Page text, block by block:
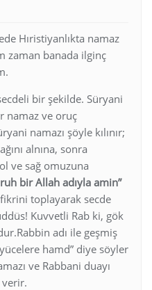
Hıristiyanlıkta namaz
zaman banada ilginç
bir şekilde. Süryani
namaz ve oruç
namazı şöyle kılınır;
alnına, sonra
ve sağ omuzuna
bir Allah adıyla amin”
toplayarak secde
Kuvvetli Rab ki, gök
adı ile geşmiş
hamd” diye söyler
ve Rabbani duayı
verir.